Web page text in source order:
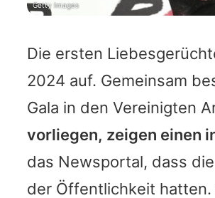
Die ersten
2024 auf. Gemeinsam
Gala in den Vereinigten
vorliegen, zeigen einen
das Newsportal, dass
der Öffentlichkeit hatten.
Getty Images